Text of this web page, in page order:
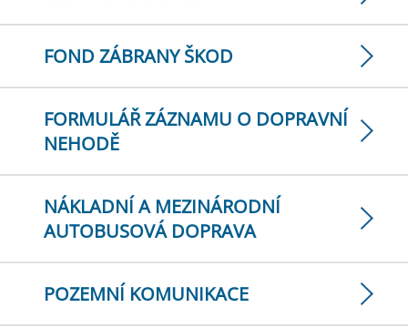
FOND ZÁBRANY ŠKOD
FORMULÁŘ ZÁZNAMU O DOPRAVNÍ
NEHODĚ
NÁKLADNÍ A MEZINÁRODNÍ
AUTOBUSOVÁ DOPRAVA
POZEMNÍ KOMUNIKACE